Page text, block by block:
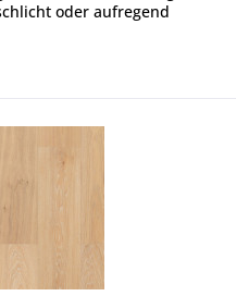
oder aufregend